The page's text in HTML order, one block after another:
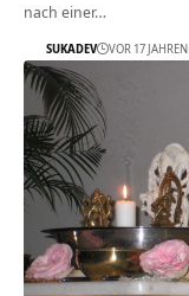
nach einer…
SUKADEV VOR 17 JAHREN